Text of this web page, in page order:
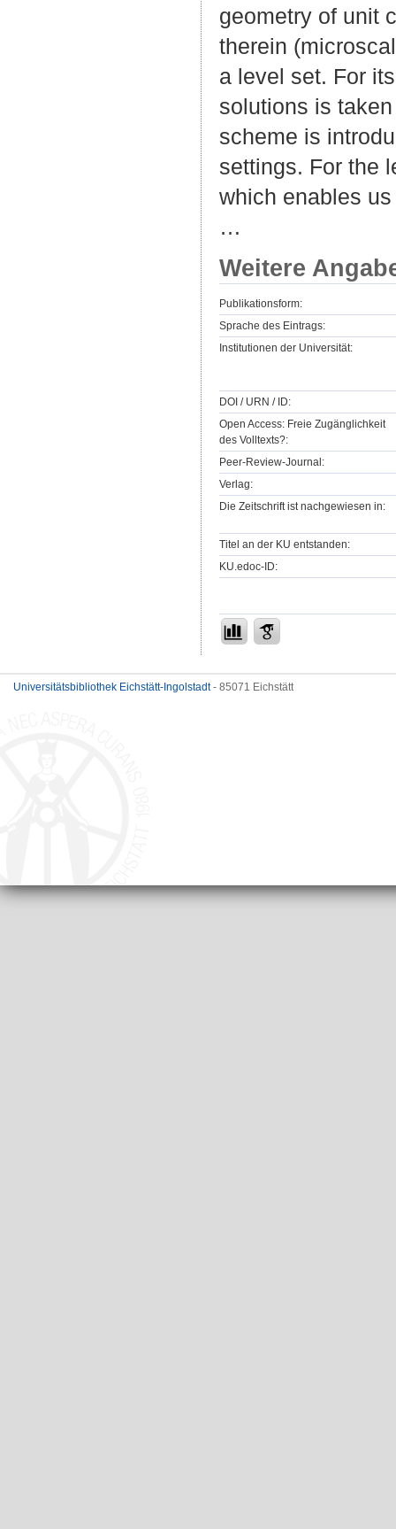
geometry of unit
therein
a level set. For
solutions is
scheme is
settings. For the
which enables
…
Weitere
Publikationsform:
Sprache des Eintrags:
Institutionen der Universität:
DOI / URN / ID:
Open Access: Freie Zugänglichkeit
des Volltexts?:
Peer-Review-Journal:
Verlag:
Die Zeitschrift ist nachgewiesen in:
Titel an der KU entstanden:
KU.edoc-ID:
Universitätsbibliothek Eichstätt-Ingolstadt- 85071 Eichstätt